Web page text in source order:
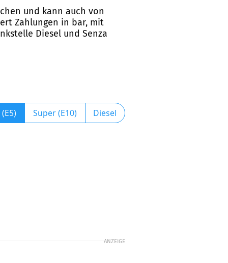
und kann auch von
Zahlungen in bar, mit
Diesel und Senza
Super (E10) Diesel
ANZEIGE